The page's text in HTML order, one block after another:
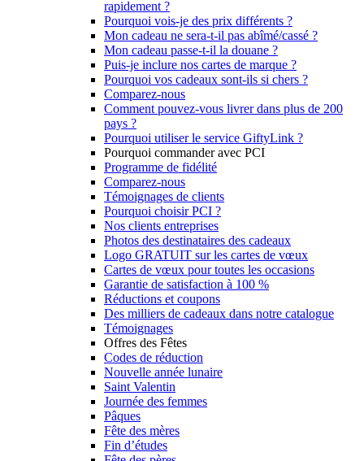
rapidement ?
Pourquoi vois-je des prix différents ?
Mon cadeau ne sera-t-il pas abîmé/cassé ?
Mon cadeau passe-t-il la douane ?
Puis-je inclure nos cartes de marque ?
Pourquoi vos cadeaux sont-ils si chers ?
Comparez-nous
Comment pouvez-vous livrer dans plus de 200
pays ?
Pourquoi utiliser le service GiftyLink ?
Pourquoi commander avec PCI
Programme de fidélité
Comparez-nous
Témoignages de clients
Pourquoi choisir PCI ?
Nos clients entreprises
Photos des destinataires des cadeaux
Logo GRATUIT sur les cartes de vœux
Cartes de vœux pour toutes les occasions
Garantie de satisfaction à 100 %
Réductions et coupons
Des milliers de cadeaux dans notre catalogue
Témoignages
Offres des Fêtes
Codes de réduction
Nouvelle année lunaire
Saint Valentin
Journée des femmes
Pâques
Fête des mères
Fin d’études